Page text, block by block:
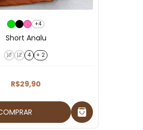
+4
Short Analu
10 12 4 + 2
R$29,90